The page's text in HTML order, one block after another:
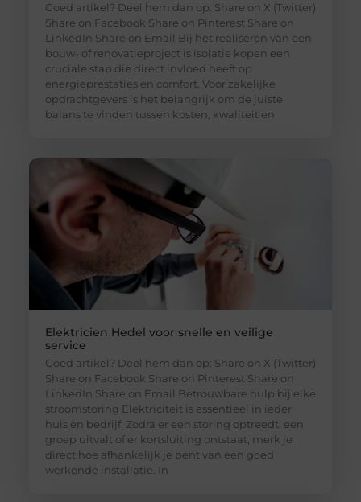
Goed artikel? Deel hem dan op: Share on X (Twitter)
Share on Facebook Share on Pinterest Share on
LinkedIn Share on Email Bij het realiseren van een
bouw- of renovatieproject is isolatie kopen een
cruciale stap die direct invloed heeft op
energieprestaties en comfort. Voor zakelijke
opdrachtgevers is het belangrijk om de juiste
balans te vinden tussen kosten, kwaliteit en
Elektricien Hedel voor snelle en veilige
service
Goed artikel? Deel hem dan op: Share on X (Twitter)
Share on Facebook Share on Pinterest Share on
LinkedIn Share on Email Betrouwbare hulp bij elke
stroomstoring Elektriciteit is essentieel in ieder
huis en bedrijf. Zodra er een storing optreedt, een
groep uitvalt of er kortsluiting ontstaat, merk je
direct hoe afhankelijk je bent van een goed
werkende installatie. In